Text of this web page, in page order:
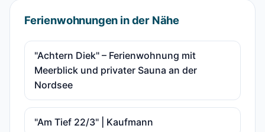
Ferienwohnungen in der Nähe
"Achtern Diek" – Ferienwohnung mit
Meerblick und privater Sauna an der
Nordsee
"Am Tief 22/3" | Kaufmann